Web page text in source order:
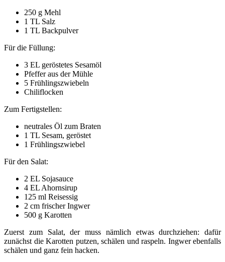
250 g Mehl
1 TL Salz
1 TL Backpulver
Für die Füllung:
3 EL geröstetes Sesamöl
Pfeffer aus der Mühle
5 Frühlingszwiebeln
Chiliflocken
Zum Fertigstellen:
neutrales Öl zum Braten
1 TL Sesam, geröstet
1 Frühlingszwiebel
Für den Salat:
2 EL Sojasauce
4 EL Ahornsirup
125 ml Reisessig
2 cm frischer Ingwer
500 g Karotten
Zuerst zum Salat, der muss nämlich etwas durchziehen: dafür
zunächst die Karotten putzen, schälen und raspeln. Ingwer ebenfalls
schälen und ganz fein hacken.